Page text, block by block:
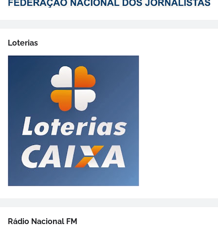
Loterias
Rádio Nacional FM